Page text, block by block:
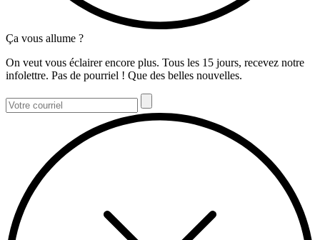
Ça vous allume ?
On veut vous éclairer encore plus. Tous les 15 jours, recevez notre
infolettre. Pas de pourriel ! Que des belles nouvelles.